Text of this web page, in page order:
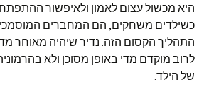
היא מכשול עצום לאמון ולאיפשור
כשילדים משחקים, הם המחברים
התהליך הקסום הזה. נדיר שיהיה מאוחר
לרוב מוקדם מדי באופן מסוכן ולא
של הילד.